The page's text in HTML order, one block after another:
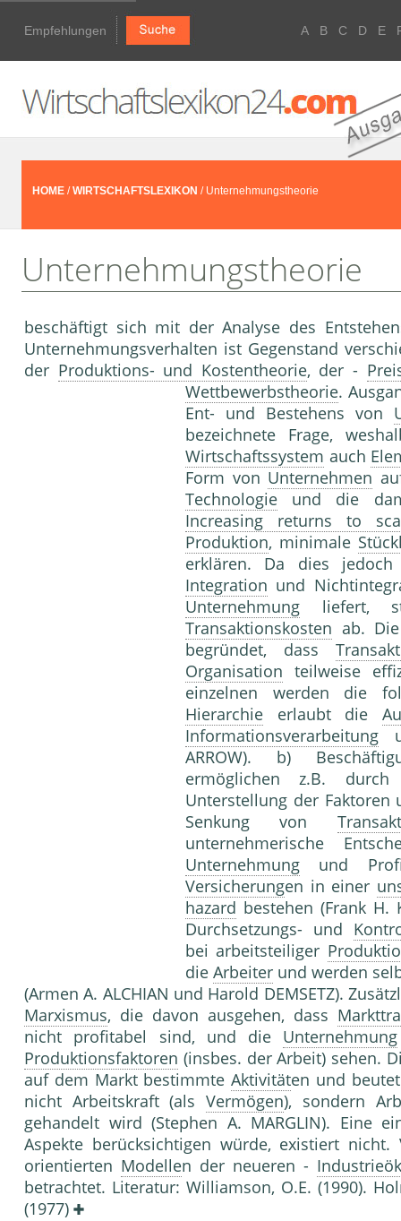
Empfehlungen A B C D E
HOME /WIRTSCHAFTSLEXIKON / Unternehmungstheorie
Unternehmungstheorie
beschäftigt sich mit der Analyse des
Unternehmungsverhalten ist Gegenstand
der Produktions- und Kostentheorie, der -
Wettbewerbstheorie.
Ent- und Bestehens von
bezeichnete Frage,
Wirtschaftssystem auch
Form von Unternehmen
Technologie und die
Increasing returns to
Produktion, minimale
erklären. Da dies
Integration und
Unternehmung liefert,
Transaktionskosten ab.
begründet, dass
Organisation teilweise
einzelnen werden die
Hierarchie erlaubt die
Informationsverarbeitung
ARROW). b)
ermöglichen z.B.
Unterstellung der
Senkung von
unternehmerische
Unternehmung und
Versicherungen in einer
hazard bestehen (Frank H.
Durchsetzungs- und
bei arbeitsteiliger
die Arbeiter und werden
(Armen A. ALCHIAN und Harold DEMSETZ).
Marxismus, die davon ausgehen, dass
nicht profitabel sind, und die Unternehmung
Produktionsfaktoren (insbes. der Arbeit) sehen.
auf dem Markt bestimmteAktivitäten und
nicht Arbeitskraft (alsVermögen), sondern
gehandelt wird (Stephen A. MARGLIN). Eine
Aspekte berücksichtigen würde, existiert
orientierten Modellen der neueren -
betrachtet. Literatur: Williamson, O.E. (1990).
(1977)